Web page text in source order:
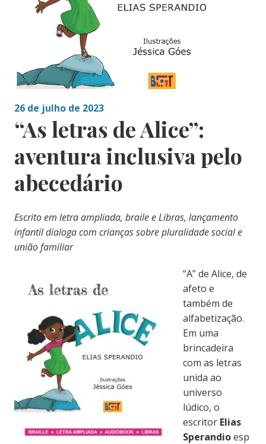
26 de julho de 2023
“As letras de Alice”:
aventura inclusiva pelo
abecedário
Escrito em letra ampliada, braile e Libras, lançamento
infantil dialoga com crianças sobre pluralidade social e
união familiar
“A” de Alice, de
afeto e
também de
alfabetização.
Em uma
brincadeira
com as letras
unida ao
universo
lúdico, o
escritor Elias
Sperandioesp